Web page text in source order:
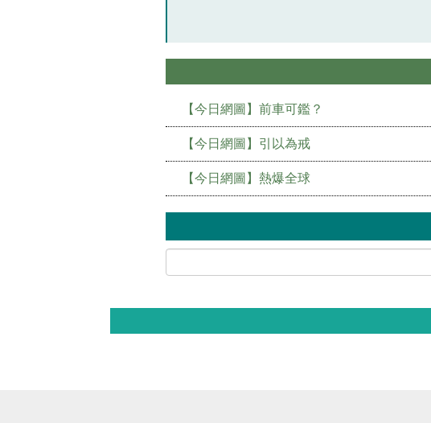
【今日網圖】前車可鑑？
【今日網圖】引以為戒
【今日網圖】熱爆全球